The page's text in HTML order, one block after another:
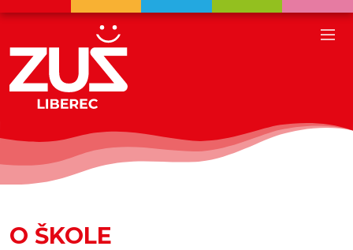
O ŠKOLE